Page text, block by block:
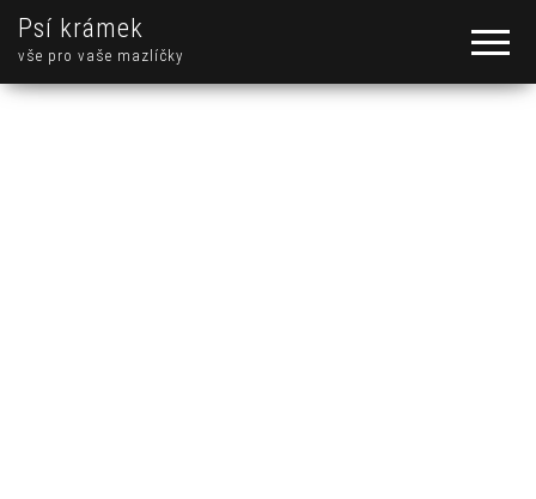
Psí krámek
vše pro vaše mazlíčky